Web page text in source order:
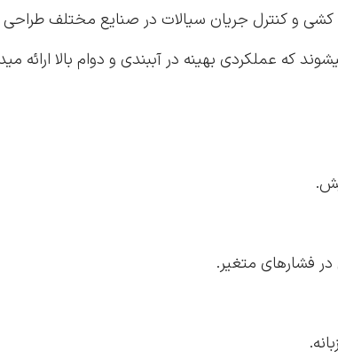
و کنترل جریان سیالات در صنایع مختلف طراحی